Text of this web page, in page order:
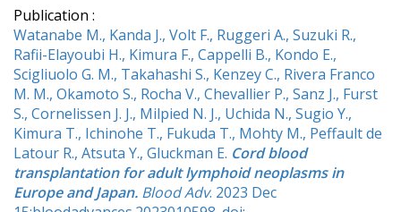
Publication :
Watanabe M., Kanda J., Volt F., Ruggeri A., Suzuki R.,
Rafii-Elayoubi H., Kimura F., Cappelli B., Kondo E.,
Scigliuolo G. M., Takahashi S., Kenzey C., Rivera Franco
M. M., Okamoto S., Rocha V., Chevallier P., Sanz J., Furst
S., Cornelissen J. J., Milpied N. J., Uchida N., Sugio Y.,
Kimura T., Ichinohe T., Fukuda T., Mohty M., Peffault de
Latour R., Atsuta Y., Gluckman E. Cord blood
transplantation for adult lymphoid neoplasms in
Europe and Japan. Blood Adv. 2023 Dec